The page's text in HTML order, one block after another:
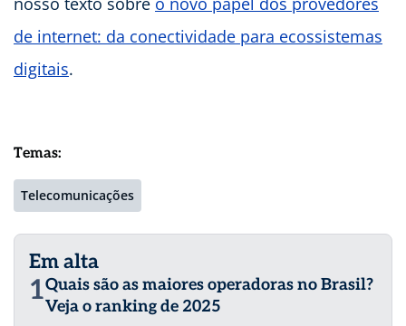
de internet: da conectividade para ecossistemas
digitais.
Temas:
Telecomunicações
Em alta
1Quais são as maiores operadoras no Brasil?
Veja o ranking de 2025